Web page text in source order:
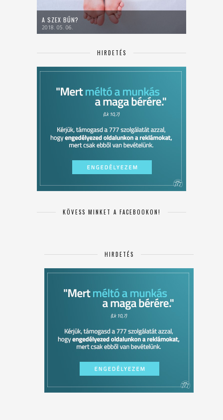
A SZEX BŰN?
2018. 05. 06.
HIRDETÉS
KÖVESS MINKET A FACEBOOKON!
HIRDETÉS